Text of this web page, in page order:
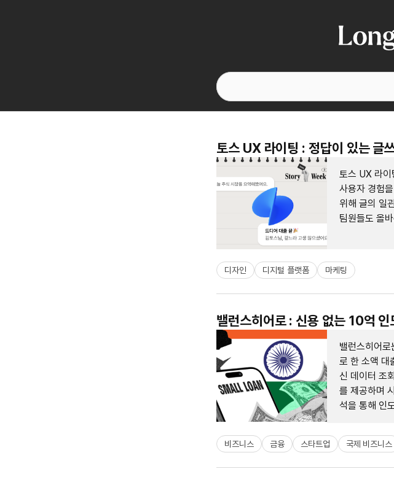
토스 UX 라이팅 : 정답이 있는 글
토스 UX 라이
사용자 경험
위해 글의 일
팀원들도 올
디자인 디지털 플랫폼 마케팅
밸런스히어로 : 신용 없는 10억
밸런스히어
로 한 소액 대
신 데이터 조
를 제공하며
석을 통해 인
비즈니스 금융 스타트업 국제 비즈니스